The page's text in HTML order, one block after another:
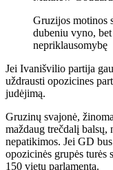
Gruzijos motinos
dubeniu vyno,
nepriklausomybę
Jei Ivanišvilio partija
uždrausti opozicines
judėjimą.
Gruzinų svajonė,
maždaug trečdalį balsų,
nepatikimos. Jei GD
opozicinės grupės turės
150 vietų parlamentą.